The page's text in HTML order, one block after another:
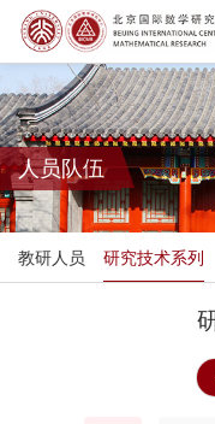
人员队伍
教研人员 研究技术系列